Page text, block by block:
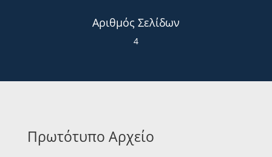
Αριθμός Σελίδων
4
Πρωτότυπο Αρχείο